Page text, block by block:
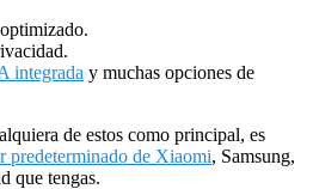
integrada y muchas opciones de
de estos como principal, es
predeterminado de Xiaomi, Samsung,
que tengas.